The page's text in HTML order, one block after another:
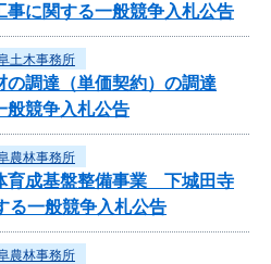
事に関する一般競争入札公告
土木事務所
調達（単価契約）の調達
般競争入札公告
農林事務所
育成基盤整備事業 下城田寺
る一般競争入札公告
農林事務所